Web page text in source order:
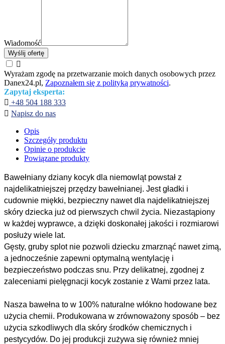
Wiadomość
Wyślij ofertę

Wyrażam zgodę na przetwarzanie moich danych osobowych przez
Danex24.pl, Zapoznałem się z polityką prywatności.
Zapytaj eksperta:
 +48 504 188 333
 Napisz do nas
Opis
Szczegóły produktu
Opinie o produkcie
Powiązane produkty
Bawełniany dziany kocyk dla niemowląt powstał z
najdelikatniejszej przędzy bawełnianej. Jest gładki i
cudownie miękki, bezpieczny nawet dla najdelikatniejszej
skóry dziecka już od pierwszych chwil życia. Niezastąpiony
w każdej wyprawce, a dzięki doskonałej jakości i rozmiarowi
posłuży wiele lat.
Gęsty, gruby splot nie pozwoli dziecku zmarznąć nawet zimą,
a jednocześnie zapewni optymalną wentylację i
bezpieczeństwo podczas snu. Przy delikatnej, zgodnej z
zaleceniami pielęgnacji kocyk zostanie z Wami przez lata.
Nasza bawełna to w 100% naturalne włókno hodowane bez
użycia chemii. Produkowana w zrównoważony sposób – bez
użycia szkodliwych dla skóry środków chemicznych i
pestycydów. Do jej produkcji zużywa się również mniej